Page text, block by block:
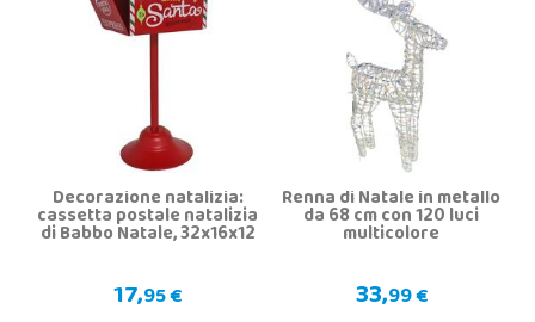
Decorazione natalizia:
cassetta postale natalizia
di Babbo Natale, 32x16x12
17,95 €
Renna di Natale in metallo
da 68 cm con 120 luci
multicolore
33,99 €